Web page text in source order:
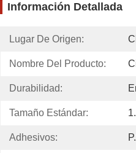
Información Detallada
Lugar De Origen:
Nombre Del Producto:
Durabilidad:
Tamaño Estándar:
Adhesivos: